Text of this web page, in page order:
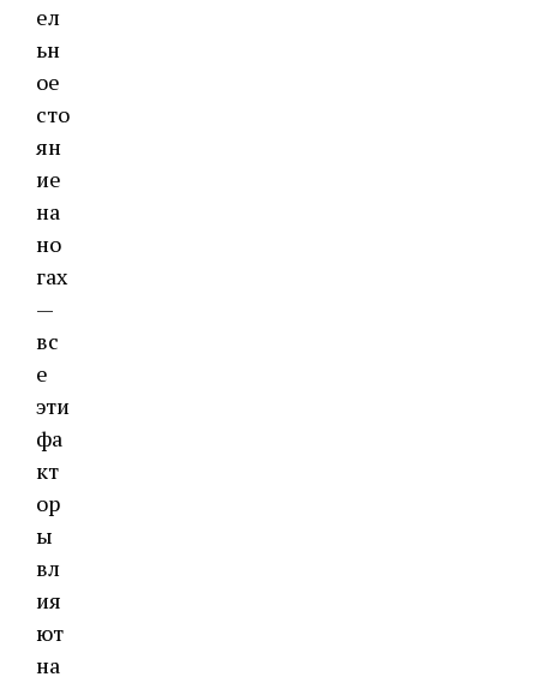
ел
ьн
ое
сто
ян
ие
на
но
гах
—
вс
е
эти
фа
кт
ор
ы
вл
ия
ют
на